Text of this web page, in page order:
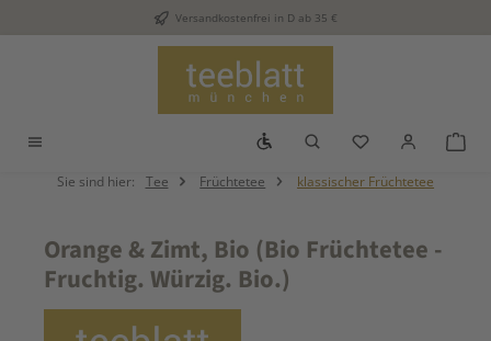
Zum Hauptinhalt springenVersandkostenfrei in D ab 35 €
Werkzeugleiste anzeigen
Du hast 0
Sie sind hier: Tee Früchtetee klassischer Früchtetee
Orange & Zimt, Bio (Bio Früchtetee -
Fruchtig. Würzig. Bio.)